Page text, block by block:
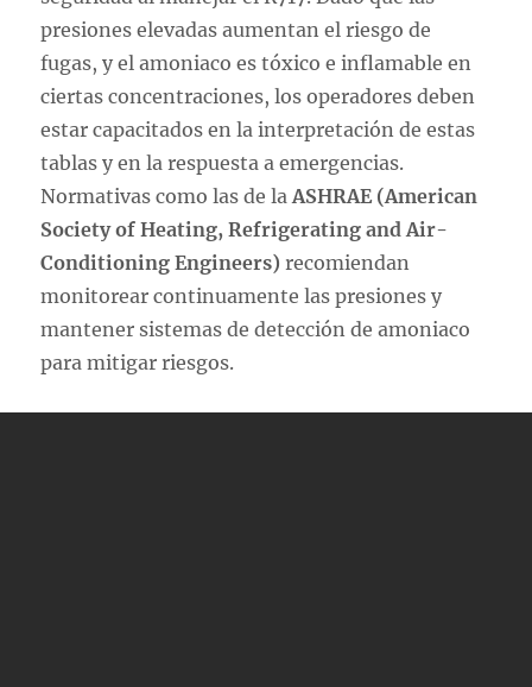
presiones elevadas aumentan el riesgo de
fugas, y el amoniaco es tóxico e inflamable en
ciertas concentraciones, los operadores deben
estar capacitados en la interpretación de estas
tablas y en la respuesta a emergencias.
Normativas como las de laASHRAE (American
Society of Heating, Refrigerating and Air-
Conditioning Engineers) recomiendan
monitorear continuamente las presiones y
mantener sistemas de detección de amoniaco
para mitigar riesgos.